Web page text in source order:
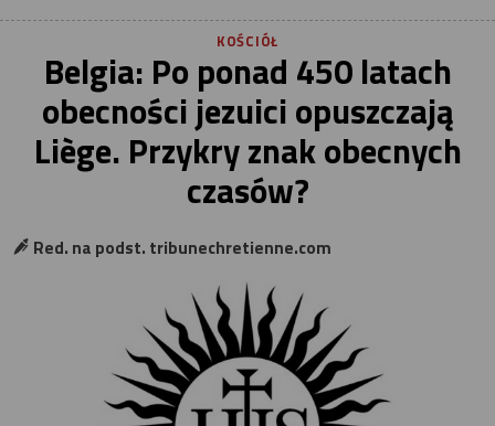
KOŚCIÓŁ
Belgia: Po ponad 450 latach
obecności jezuici opuszczają
Liège. Przykry znak obecnych
czasów?
Red. na podst. tribunechretienne.com